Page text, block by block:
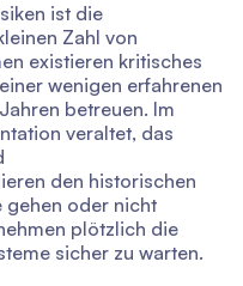
ist die
Zahl von
existieren kritisches
wenigen erfahrenen
betreuen. Im
veraltet, das
den historischen
gehen oder nicht
plötzlich die
sicher zu warten.